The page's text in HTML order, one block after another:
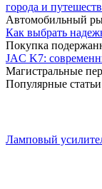
города и
Автомобильный
Как выбрать
Покупка
JAC K7:
Магистральные
Популярные статьи
Ламповый